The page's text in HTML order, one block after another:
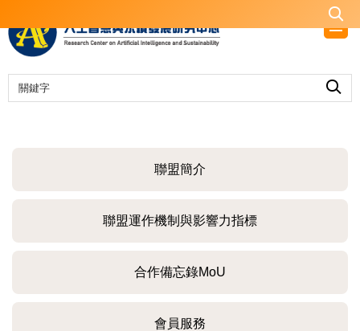
到
主
內
聯盟簡介
聯盟運作機制與影響力指標
合作備忘錄MoU
會員服務